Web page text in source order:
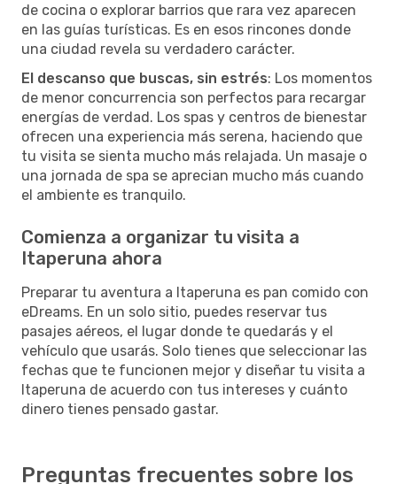
de cocina o explorar barrios que rara vez aparecen
en las guías turísticas. Es en esos rincones donde
una ciudad revela su verdadero carácter.
El descanso que buscas, sin estrés: Los momentos
de menor concurrencia son perfectos para recargar
energías de verdad. Los spas y centros de bienestar
ofrecen una experiencia más serena, haciendo que
tu visita se sienta mucho más relajada. Un masaje o
una jornada de spa se aprecian mucho más cuando
el ambiente es tranquilo.
Comienza a organizar tu visita a
Itaperuna ahora
Preparar tu aventura a Itaperuna es pan comido con
eDreams. En un solo sitio, puedes reservar tus
pasajes aéreos, el lugar donde te quedarás y el
vehículo que usarás. Solo tienes que seleccionar las
fechas que te funcionen mejor y diseñar tu visita a
Itaperuna de acuerdo con tus intereses y cuánto
dinero tienes pensado gastar.
Preguntas frecuentes sobre los